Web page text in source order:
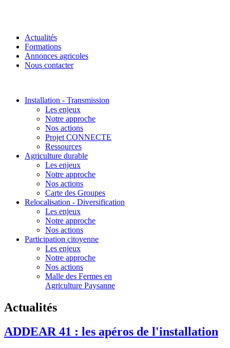
Actualités
Formations
Annonces agricoles
Nous contacter
Installation - Transmission
Les enjeux
Notre approche
Nos actions
Projet CONNECTE
Ressources
Agriculture durable
Les enjeux
Notre approche
Nos actions
Carte des Groupes
Relocalisation - Diversification
Les enjeux
Notre approche
Nos actions
Participation citoyenne
Les enjeux
Notre approche
Nos actions
Malle des Fermes en
Agriculture Paysanne
Actualités
ADDEAR 41 : les apéros de l'installation